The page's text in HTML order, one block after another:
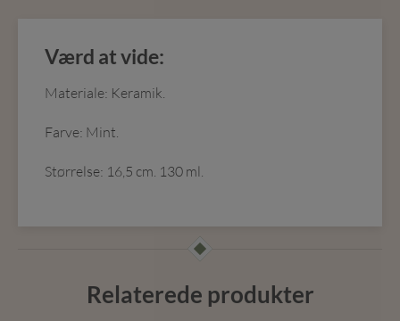
Værd at vide:
Materiale: Keramik.
Farve: Mint.
Størrelse: 16,5 cm. 130 ml.
Relaterede produkter